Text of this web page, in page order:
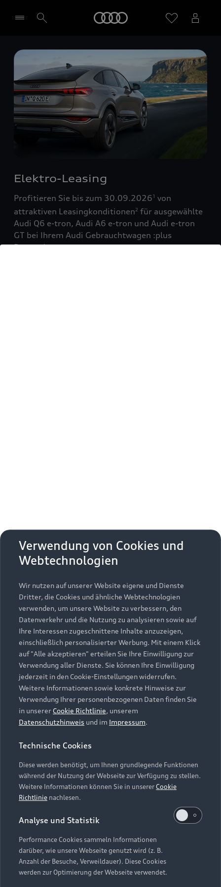
Händler wählen
Elektro-Leasing
Profitieren Sie bis zum 30.09.20261 von
attraktiven Leasingkonditionen2 für ausgewählte
Audi Q6 e-tron, Audi A6 e-tron und Audi e-tron
GT bei Ihrem Audi Gebrauchtwagen :plus
Partner!
Zurück nach oben
Modelle
Alle Modelle
Modelle vergleichen
Elektromodelle
Plug-in-Hybride
Kaufen & leasen
Neuwagensuche
Gebrauchtwagensuche
Gebrauchtwagen
Finanzierung
Aktionen & Angebote
Geschäftskunden
Service & Zubehör
Saisonale Angebote
Audi Services
Garantie
Audi digital services
myAudi
Support
Kundenservice
Händlersuche
Audi Code
Online-Terminvereinbarung
Servicekontakt
Vertrag widerrufen
Über Audi
Unternehmen
Karriere
Investor Relations
Presse & Media Center
Datenschutz
Audi erleben
Newsletter
Impressum Rechtliches
Hinweisgebersystem
Datenschutzinformation
Cookie-Einstellungen
Cookie-Richtlinie
Barrierefreiheit
Hinweis: Die aktuelle Darstellung und Anordnung der
Embleme am Fahrzeug bei allen Abbildungen auf dieser
Webseite kann abweichen.
Verwendung von Cookies und
Webtechnologien
Wir nutzen auf unserer Website eigene und Dienste
Dritter, die Cookies und ähnliche Webtechnologien
verwenden, um unsere Website zu verbessern, den
Datenverkehr und die Nutzung zu analysieren sowie auf
Ihre Interessen zugeschnittene Inhalte anzuzeigen,
einschließlich personalisierter Werbung. Mit einem Klick
auf "Alle akzeptieren" erteilen Sie Ihre Einwilligung zur
Verwendung aller Dienste. Sie können Ihre Einwilligung
jederzeit in den Cookie-Einstellungen widerrufen.
Weitere Informationen sowie konkrete Hinweise zur
Verwendung Ihrer personenbezogenen Daten finden Sie
in unserer Cookie Richtlinie, unserem
Datenschutzhinweis und im Impressum.
Technische Cookies
Diese werden benötigt, um Ihnen grundlegende Funktionen
während der Nutzung der Webseite zur Verfügung zu stellen.
Weitere Informationen können Sie in unsererCookie
Richtlinie nachlesen.
Analyse und Statistik
Performance Cookies sammeln Informationen
darüber, wie unsere Webseite genutzt wird (z. B.
Anzahl der Besuche, Verweildauer). Diese Cookies
werden zur Optimierung der Webseite verwendet.